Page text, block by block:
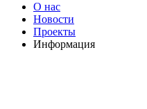
О нас
Новости
Проекты
Информация